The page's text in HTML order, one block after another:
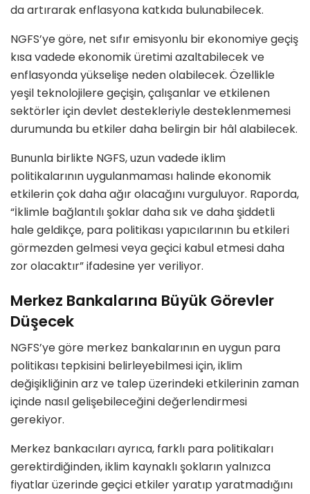
da artırarak enflasyona katkıda bulunabilecek.
NGFS’ye göre, net sıfır emisyonlu bir ekonomiye geçiş
kısa vadede ekonomik üretimi azaltabilecek ve
enflasyonda yükselişe neden olabilecek. Özellikle
yeşil teknolojilere geçişin, çalışanlar ve etkilenen
sektörler için devlet destekleriyle desteklenmemesi
durumunda bu etkiler daha belirgin bir hâl alabilecek.
Bununla birlikte NGFS, uzun vadede iklim
politikalarının uygulanmaması halinde ekonomik
etkilerin çok daha ağır olacağını vurguluyor. Raporda,
“İklimle bağlantılı şoklar daha sık ve daha şiddetli
hale geldikçe, para politikası yapıcılarının bu etkileri
görmezden gelmesi veya geçici kabul etmesi daha
zor olacaktır” ifadesine yer veriliyor.
Merkez Bankalarına Büyük Görevler
Düşecek
NGFS’ye göre merkez bankalarının en uygun para
politikası tepkisini belirleyebilmesi için, iklim
değişikliğinin arz ve talep üzerindeki etkilerinin zaman
içinde nasıl gelişebileceğini değerlendirmesi
gerekiyor.
Merkez bankacıları ayrıca, farklı para politikaları
gerektirdiğinden, iklim kaynaklı şokların yalnızca
fiyatlar üzerinde geçici etkiler yaratıp yaratmadığını